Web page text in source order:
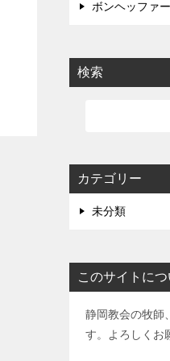
ボンヘッファ
検索
カテゴリー
未分類
このサイトにつ
静岡教会の牧師
す。よろしくお